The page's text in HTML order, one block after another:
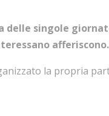
singole
afferiscono.
la propria